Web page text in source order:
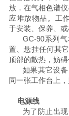
放，在气相色谱
应堆放物品。工
于安装、保养、或
GC-90系列
置、悬挂任何其
顶部的散热，妨碍
如果其它设
同一张工作台上
电源线
为了防止出